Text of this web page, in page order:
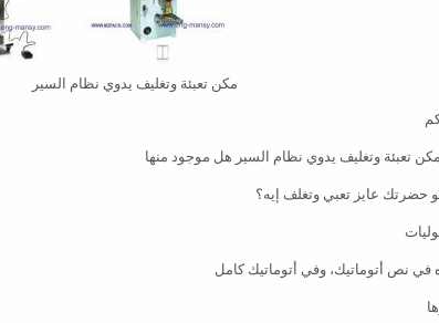
مكن تعبئة وتغليف يدوي نظام السير
تعبئة وتغليف يدوي نظام السير هل موجود منها
حضرتك عايز تعبي وتغلف إيه؟
في نص أتوماتيك، وفي أتوماتيك كامل